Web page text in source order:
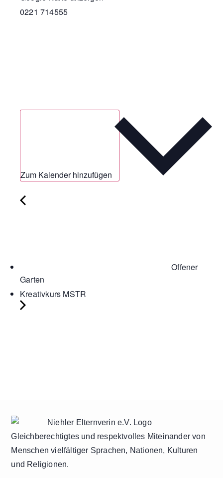
0221 714555
Zum Kalender hinzufügen
Offener
Garten
Kreativkurs MSTR
Gleichberechtigtes und respektvolles Miteinander von
Menschen vielfältiger Sprachen, Nationen, Kulturen
und Religionen.